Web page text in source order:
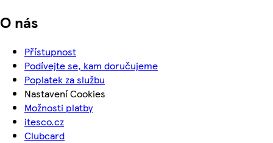
O nás
Přístupnost
Podívejte se, kam doručujeme
Poplatek za službu
Nastavení Cookies
Možnosti platby
itesco.cz
Clubcard